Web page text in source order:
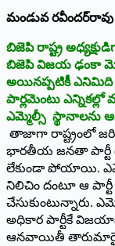
మండువ రవీందర్‌రావు
బిజెపి రాష్ట్ర
బిజెపి విజయ ఢంకా
అయినప్పటికీ ఎనిమిది
పార్లమెంటు ఎన్నికల్లో
ఎమ్మెల్సీ స్థానాలను
తాజాగా రాష్ట్రంలో
భారతీయ జనతా పార్టీ
లేకుండా పోయాయి.
నిలిచిం దంటూ ఆ పార్టీ
చేసుకుంటున్నారు.
అధికార పార్టీకే
ఆనవాయితీ తారుమారైంది.